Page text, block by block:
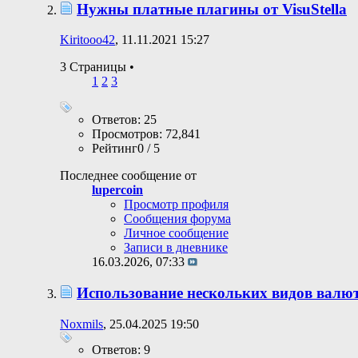
Нужны платные плагины от VisuStella
Kiritooo42, 11.11.2021 15:27
3 Страницы •
1 2 3
Ответов: 25
Просмотров: 72,841
Рейтинг0 / 5
Последнее сообщение от
lupercoin
Просмотр профиля
Сообщения форума
Личное сообщение
Записи в дневнике
16.03.2026, 07:33
Использование нескольких видов
Noxmils, 25.04.2025 19:50
Ответов: 9